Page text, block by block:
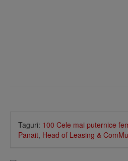
Taguri: 100 Cele mai puternice
Panait, Head of Leasing &